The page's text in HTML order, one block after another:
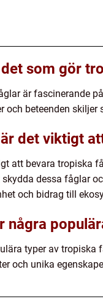
som gör
är fascinerande
och beteenden
det viktigt
att bevara tropiska
skydda dessa fåglar
och bidrag till
några
typer av tropiska
och unika